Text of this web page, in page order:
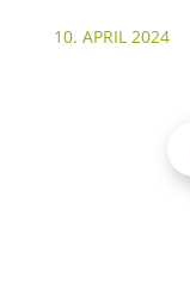
10. APRIL 2024